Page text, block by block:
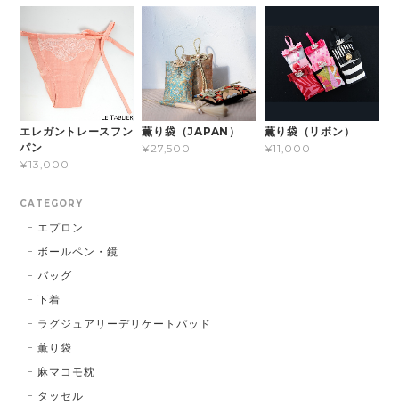
エレガントレースフン
パン
¥13,000
薫り袋（JAPAN）
¥27,500
薫り袋（リボン）
¥11,000
CATEGORY
エプロン
ボールペン・鏡
バッグ
下着
ラグジュアリーデリケートパッド
薫り袋
麻マコモ枕
タッセル